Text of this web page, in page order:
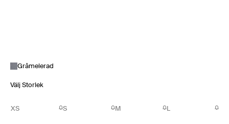
Gråmelerad
Välj Storlek
XS S M L